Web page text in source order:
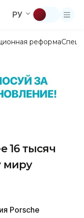
РУ
реформа
16 тысяч
миру
Porsche